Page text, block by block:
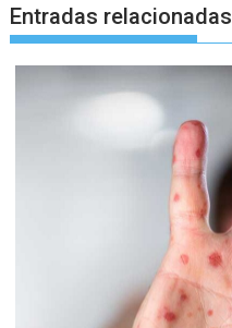
Entradas relacionadas